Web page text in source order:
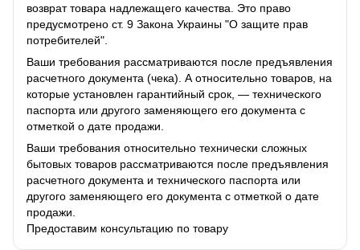
возврат товара надлежащего качества. Это право
предусмотрено ст. 9 Закона Украины "О защите прав
потребителей".
Ваши требования рассматриваются после предъявления
расчетного документа (чека). А относительно товаров, на
которые установлен гарантийный срок, — технического
паспорта или другого заменяющего его документа с
отметкой о дате продажи.
Ваши требования относительно технически сложных
бытовых товаров рассматриваются после предъявления
расчетного документа и технического паспорта или
другого заменяющего его документа с отметкой о дате
продажи.
Предоставим консультацию по товару